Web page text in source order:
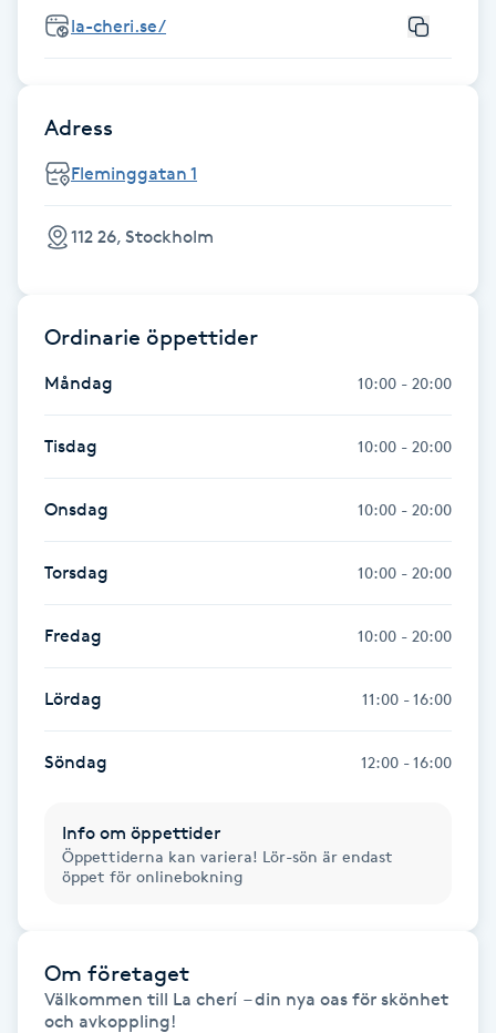
Hatha Yoga
Headspa
Herrklippning
Hollywood Peel
Hot Stone Massage
Hot yoga
Hudföryngring
Huduppstramning
Hudvård
Hyaluronsyra
Hyperhidros
Hypnos
Hårförlängning
la-cheri.se/
Adress
Fleminggatan 1
112 26, Stockholm
Ordinarie öppettider
Måndag 10:00 - 20:00
Tisdag 10:00 - 20:00
Onsdag 10:00 - 20:00
Torsdag 10:00 - 20:00
Fredag 10:00 - 20:00
Lördag 11:00 - 16:00
Söndag 12:00 - 16:00
Info om öppettider
Öppettiderna kan variera! Lör-sön är endast
öppet för onlinebokning
Om företaget
Välkommen till La cherí  – din nya oas för skönhet
och avkoppling!